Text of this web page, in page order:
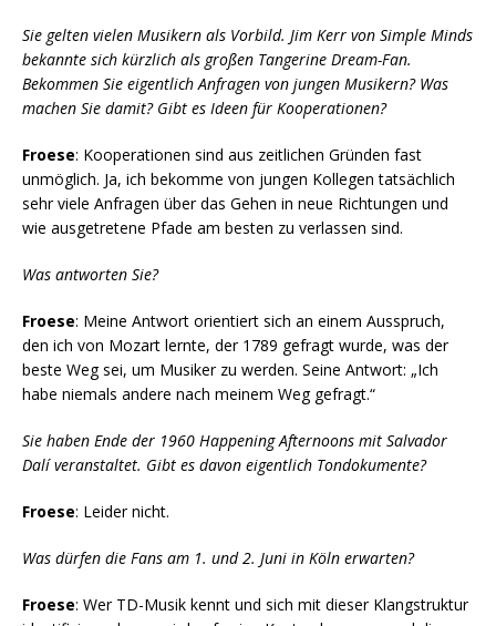
Sie gelten vielen Musikern als Vorbild. Jim Kerr von Simple Minds
bekannte sich kürzlich als großen Tangerine Dream-Fan.
Bekommen Sie eigentlich Anfragen von jungen Musikern? Was
machen Sie damit? Gibt es Ideen für Kooperationen?
Froese: Kooperationen sind aus zeitlichen Gründen fast
unmöglich. Ja, ich bekomme von jungen Kollegen tatsächlich
sehr viele Anfragen über das Gehen in neue Richtungen und
wie ausgetretene Pfade am besten zu verlassen sind.
Was antworten Sie?
Froese: Meine Antwort orientiert sich an einem Ausspruch,
den ich von Mozart lernte, der 1789 gefragt wurde, was der
beste Weg sei, um Musiker zu werden. Seine Antwort: „Ich
habe niemals andere nach meinem Weg gefragt.“
Sie haben Ende der 1960 Happening Afternoons mit Salvador
Dalí veranstaltet. Gibt es davon eigentlich Tondokumente?
Froese: Leider nicht.
Was dürfen die Fans am 1. und 2. Juni in Köln erwarten?
Froese: Wer TD-Musik kennt und sich mit dieser Klangstruktur